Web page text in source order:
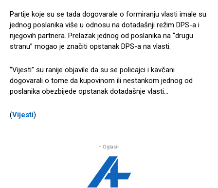
Partije koje su se tada dogovarale o formiranju vlasti imale su
jednog poslanika više u odnosu na dotadašnji režim DPS-a i
njegovih partnera. Prelazak jednog od poslanika na “drugu
stranu” mogao je značiti opstanak DPS-a na vlasti.
“Vijesti” su ranije objavile da su se policajci i kavčani
dogovarali o tome da kupovinom ili nestankom jednog od
poslanika obezbijede opstanak dotadašnje vlasti…
(Vijesti)
- Oglasi-